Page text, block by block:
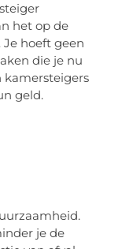
het op de
hoeft geen
die je nu
kamersteigers
geld.
je de